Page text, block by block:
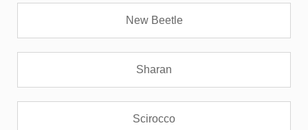
New Beetle
Sharan
Scirocco